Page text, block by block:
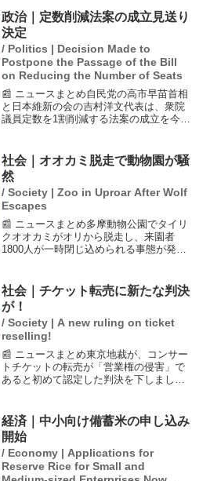
いからの決断でした。脱退後も、
STARTO ENTE...
政治｜定数削減法案の成立見送り
決定
/ Politics | Decision Made to
Postpone the Passage of the Bill
on Reducing the Number of Seats
📰 ニュースまとめ自民党の高市早苗首相
と日本維新の会の吉村洋文代表は、衆院
議員定数を1割削減する法案の成立を今国
しが立っていなかったためです。政府
は、会期末が迫る中、皇...
社会｜オオカミ脱走で動物園が騒
然
/ Society | Zoo in Uproar After Wolf
Escapes
📰 ニュースまとめ多摩動物公園でタイリ
クオオカミがオリから脱走し、来園者
1800人が一時閉じ込められる事態が発生
った様子で帰宅しました。脱走したオオ
カミは、飼育員によ...
社会｜チケット転売に新たな判決
が！
/ Society | A new ruling on ticket
reselling!
📰 ニュースまとめ東京地裁が、コンサー
トチケットの転売が「営業権の侵害」で
あると初めて認定した判決を下しまし
命じることとなりました。この動きは、
転売問題に対する法的な対...
経済｜中小向け備蓄米の申し込み
開始
/ Economy | Applications for
Reserve Rice for Small and